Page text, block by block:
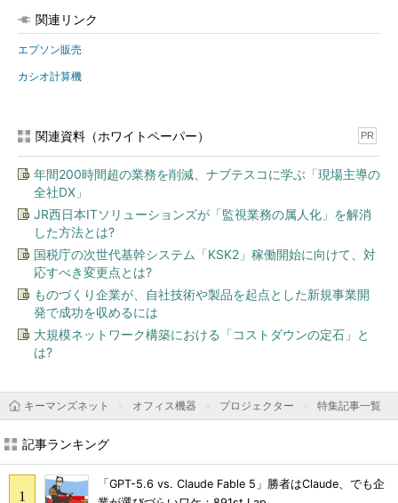
関連リンク
エプソン販売
カシオ計算機
関連資料（ホワイトペーパー） PR
年間200時間超の業務を削減、ナブテスコに学ぶ「現場主導の
全社DX」
JR西日本ITソリューションズが「監視業務の属人化」を解消
した方法とは?
国税庁の次世代基幹システム「KSK2」稼働開始に向けて、対
応すべき変更点とは?
ものづくり企業が、自社技術や製品を起点とした新規事業開
発で成功を収めるには
大規模ネットワーク構築における「コストダウンの定石」と
は?
キーマンズネット オフィス機器 プロジェクター 特集記事一覧
記事ランキング
「GPT-5.6 vs. Claude Fable 5」勝者はClaude、でも企